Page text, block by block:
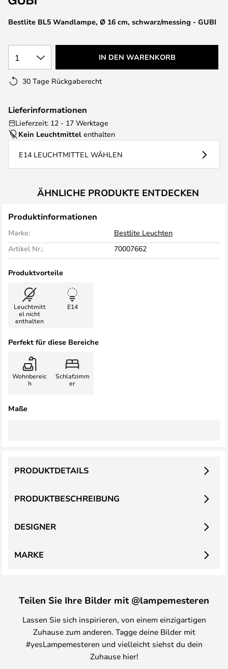
Bestlite BL5 Wandlampe, Ø 16 cm, schwarz/messing - GUBI
1 IN DEN WARENKORB
30 Tage Rückgaberecht
Lieferinformationen
Lieferzeit: 12 - 17 Werktage
Kein Leuchtmittel enthalten
E14 LEUCHTMITTEL WÄHLEN
ÄHNLICHE PRODUKTE ENTDECKEN
Produktinformationen
Marke:
Bestlite Leuchten
Artikel Nr.:
70007662
Produktvorteile
Leuchtmitt
el nicht
enthalten
E14
Perfekt für diese Bereiche
Wohnbereic
h
Schlafzimm
er
Maße
PRODUKTBESCHREIBUNG
PRODUKTDETAILS
DESIGNER
MARKE
Teilen Sie Ihre Bilder mit @lampemesteren
Lassen Sie sich inspirieren, von einem einzigartigen
Zuhause zum anderen. Tagge deine Bilder mit
#yesLampemesteren und vielleicht siehst du dein
Zuhause hier!